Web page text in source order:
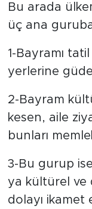
Bu arada
üç ana guruba
1-Bayramı
yerlerine
2-Bayram
kesen, aile
bunları
3-Bu gurup ise
ya kültürel ve
dolayı